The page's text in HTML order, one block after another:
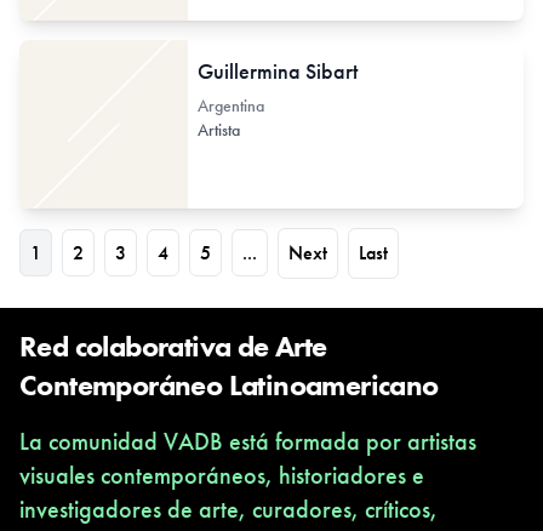
Guillermina Sibart
Argentina
Artista
1 2 3 4 5 ... Next Last
Red colaborativa de Arte
Contemporáneo Latinoamericano
La comunidad VADB está formada por artistas
visuales contemporáneos, historiadores e
investigadores de arte, curadores, críticos,